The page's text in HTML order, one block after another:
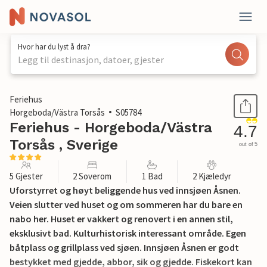
Hvor har du lyst å dra?
Legg til destinasjon, datoer, gjester
1 / 13
Feriehus
Horgeboda/Västra Torsås
S05784
Feriehus - Horgeboda/Västra
Torsås , Sverige
4.7
out of 5
5 Gjester 2 Soverom 1 Bad 2 Kjæledyr
Uforstyrret og høyt beliggende hus ved innsjøen Åsnen.
Veien slutter ved huset og om sommeren har du bare en
nabo her. Huset er vakkert og renovert i en annen stil,
eksklusivt bad. Kulturhistorisk interessant område. Egen
båtplass og grillplass ved sjøen. Innsjøen Åsnen er godt
bestykket med gjedde, abbor, sik og gjedde. Fiskekort kan